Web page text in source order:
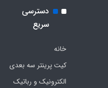
دسترسی
سریع
خانه
کیت پرینتر سه بعدی
الکترونیک و رباتیک